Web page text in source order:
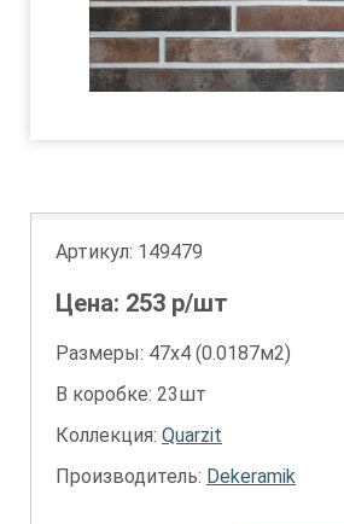
Артикул: 149479
Цена: 253 р/шт
Размеры: 47х4 (0.0187м2)
В коробке: 23шт
Коллекция: Quarzit
Производитель: Dekeramik